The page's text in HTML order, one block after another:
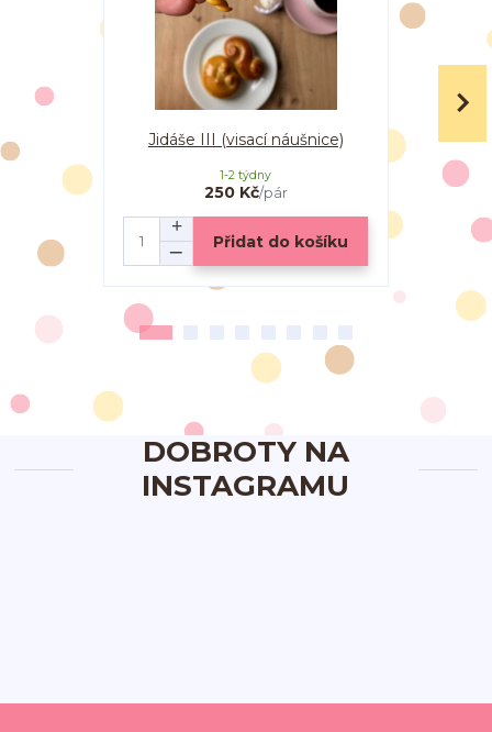
Jidáše III (visací náušnice)
250 Kč/pár
1-2 týdny
Přidat do košíku
Žluté
DOBROTY NA
INSTAGRAMU